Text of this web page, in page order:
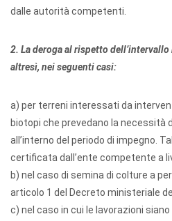
dalle autorità competenti.
2. La deroga al rispetto
altresì, nei seguenti casi:
a) per terreni interessati da
biotopi che prevedano la necessità
all’interno del periodo di impegno.
certificata dall’ente competente a
b) nel caso di semina di colture a
articolo 1 del Decreto ministeriale
c) nel caso in cui le lavorazioni